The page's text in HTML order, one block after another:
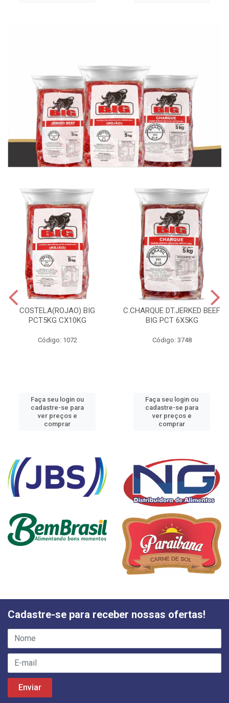
COSTELA(ROJAO) BIG
PCT5KG CX10KG
Código: 1072
Faça seu login ou
cadastre-se para
ver preços e
comprar
C.CHARQUE DT.JERKED BEEF
BIG PCT 6X5KG
Código: 3748
Faça seu login ou
cadastre-se para
ver preços e
comprar
Cadastre-se para receber nossas ofertas!